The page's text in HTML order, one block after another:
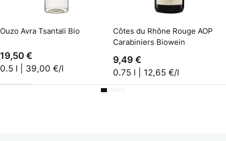
Ouzo Avra Tsantali Bio
19,50 €
0.5 l | 39,00 €/l
In den Warenkorb
Côtes du Rhône Rouge AOP
Carabiniers Biowein
9,49 €
0.75 l | 12,65 €/l